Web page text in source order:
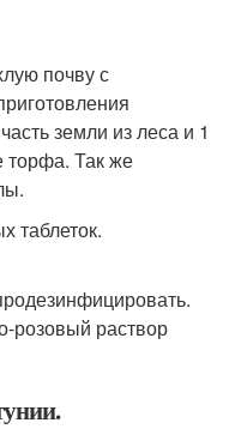
почву с
земли из леса и 1
торфа. Так же
розовый раствор